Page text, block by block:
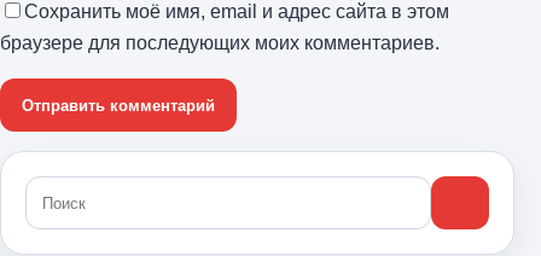
Сохранить моё имя, email и адрес сайта в этом
браузере для последующих моих комментариев.